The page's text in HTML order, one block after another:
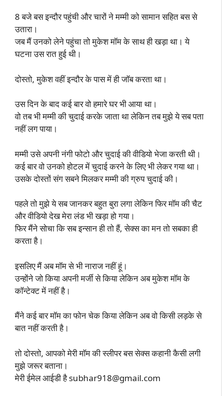
8 बजे बस इन्दौर पहुंची और चारों ने मम्मी को सामान सहित बस से
उतारा।
जब मैं उनको लेने पहुंचा तो मुकेश मॉम के साथ ही खड़ा था। ये
घटना उस रात हुई थी।
दोस्तो, मुकेश वहीं इन्दौर के पास में ही जॉब करता था।
उस दिन के बाद कई बार वो हमारे घर भी आया था।
वो तब भी मम्मी की चुदाई करके जाता था लेकिन तब मुझे ये सब पता
नहीं लग पाया।
मम्मी उसे अपनी नंगी फोटो और चुदाई की वीडियो भेजा करती थी।
कई बार वो उनको होटल में चुदाई करने के लिए भी लेकर गया था।
उसके दोस्तों संग सबने मिलकर मम्मी की ग्रुप चुदाई की।
पहले तो मुझे ये सब जानकर बहुत बुरा लगा लेकिन फिर मॉम की चैट
और वीडियो देख मेरा लंड भी खड़ा हो गया।
फिर मैंने सोचा कि सब इन्सान ही तो हैं, सेक्स का मन तो सबका ही
करता है।
इसलिए मैं अब मॉम से भी नाराज नहीं हूं।
उन्होंने जो किया अपनी मर्जी से किया लेकिन अब मुकेश मॉम के
कॉन्टेक्ट में नहीं है।
मैंने कई बार मॉम का फोन चेक किया लेकिन अब वो किसी लड़के से
बात नहीं करती है।
तो दोस्तो, आपको मेरी मॉम की स्लीपर बस सेक्स कहानी कैसी लगी
मुझे जरूर बताना।
मेरी ईमेल आईडी हैsubhar918@gmail.com